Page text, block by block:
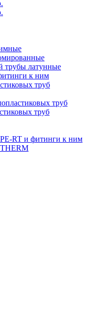
трубы латунные
к ним
труб
труб
труб
RT и фитинги к ним